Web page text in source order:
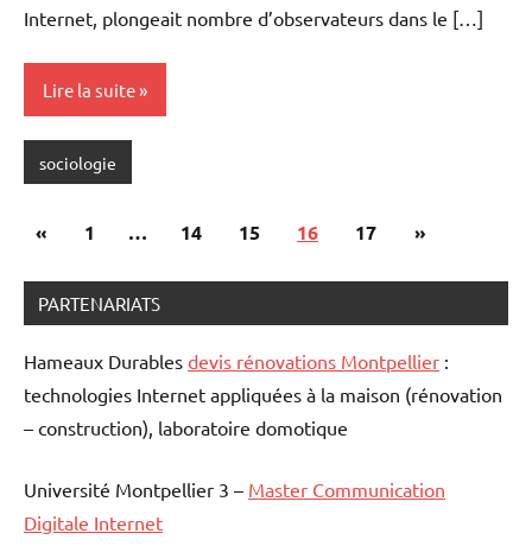
Internet, plongeait nombre d’observateurs dans le […]
Lire la suite
sociologie
Pagination
publications
«Publications
1 … 14 15 16 17
Articles
»
PARTENARIATS
Hameaux Durables devis rénovations Montpellier :
technologies Internet appliquées à la maison (rénovation
– construction), laboratoire domotique
Université Montpellier 3 – Master Communication
Digitale Internet